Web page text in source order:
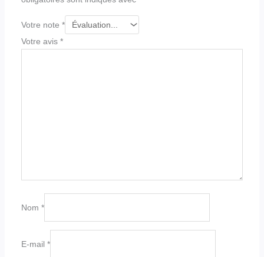
Votre note *
Votre avis *
Nom *
E-mail *